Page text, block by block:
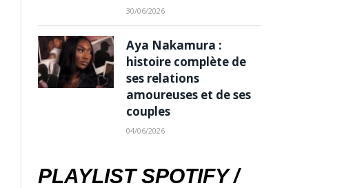
30/06/2026
Aya Nakamura :
histoire complète de
ses relations
amoureuses et de ses
couples
04/06/2026
PLAYLIST SPOTIFY /